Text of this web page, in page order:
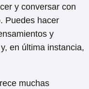
y conversar con
Puedes hacer
y
en última instancia,
muchas